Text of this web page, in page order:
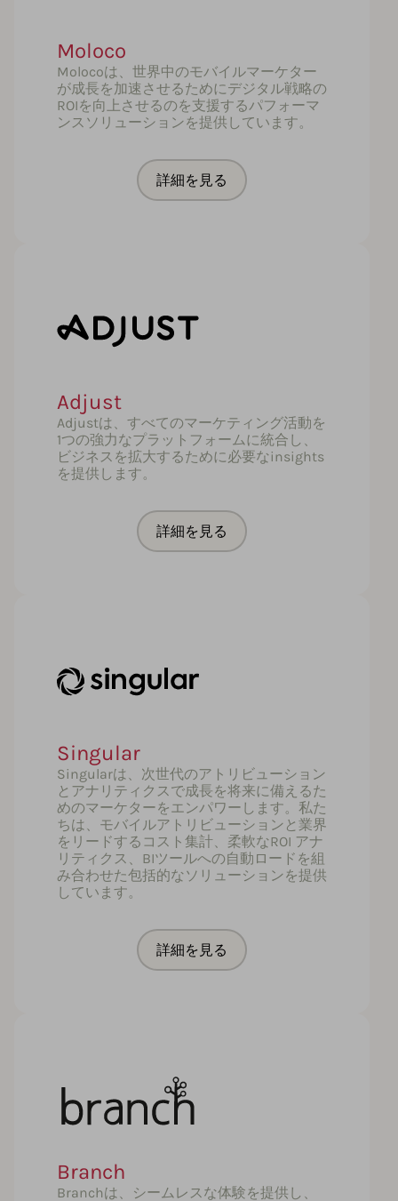
Moloco
Molocoは、世界中のモバイルマーケター
が成長を加速させるためにデジタル戦略の
ROIを向上させるのを支援するパフォーマ
ンスソリューションを提供しています。
詳細を見る
Adjust
Adjustは、すべてのマーケティング活動を
1つの強力なプラットフォームに統合し、
ビジネスを拡大するために必要なinsights
を提供します。
詳細を見る
Singular
Singularは、次世代のアトリビューション
とアナリティクスで成長を将来に備えるた
めのマーケターをエンパワーします。私た
ちは、モバイルアトリビューションと業界
をリードするコスト集計、柔軟なROI アナ
リティクス、BIツールへの自動ロードを組
み合わせた包括的なソリューションを提供
しています。
詳細を見る
Branch
Branchは、シームレスな体験を提供し、